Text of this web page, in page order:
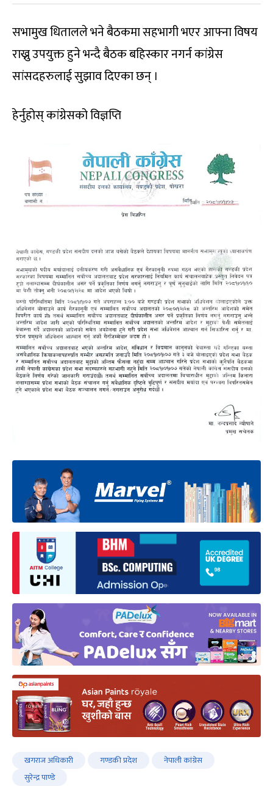
सभामुख धितालले भने बैठकमा सहभागी भएर आफ्ना विषय
राख्नु उपयुक्त हुने भन्दै बैठक बहिस्कार नगर्न कांग्रेस
सांसदहरुलाई सुझाव दिएका छन् ।
हेर्नुहोस् कांग्रेसको विज्ञप्ति
खगराज अधिकारी गण्डकी प्रदेश
नेपाली कांग्रेस
सुरेन्द्र पाण्डे